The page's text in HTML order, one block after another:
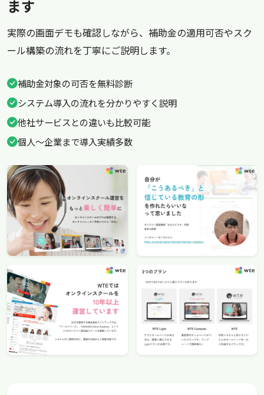
ます
実際の画面デモも確認しながら、補助金の適用可否やスク
ール構築の流れを丁寧にご説明します。
補助金対象の可否を無料診断
システム導入の流れを分かりやすく説明
他社サービスとの違いも比較可能
個人〜企業まで導入実績多数